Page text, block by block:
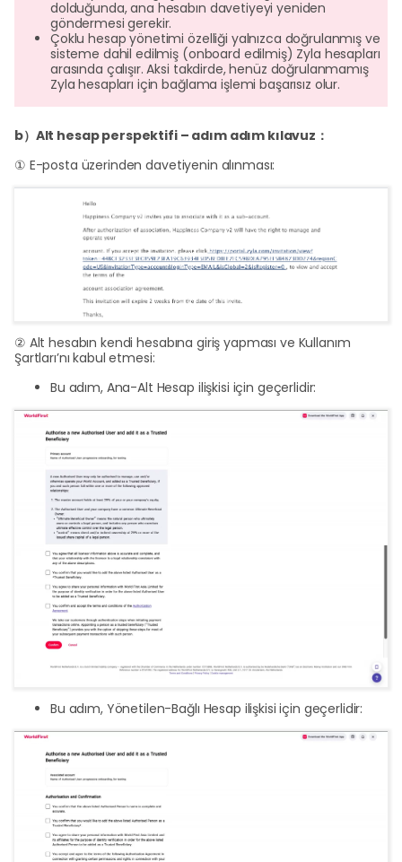
dolduğunda, ana hesabın davetiyeyi yeniden
göndermesi gerekir.
Çoklu hesap yönetimi özelliği yalnızca doğrulanmış ve
sisteme dahil edilmiş (onboard edilmiş) Zyla hesapları
arasında çalışır. Aksi takdirde, henüz doğrulanmamış
Zyla hesapları için bağlama işlemi başarısız olur.
b）Alt hesap perspektifi – adım adım kılavuz：
① E-posta üzerinden davetiyenin alınması:
② Alt hesabın kendi hesabına giriş yapması ve Kullanım
Şartları’nı kabul etmesi:
Bu adım, Ana-Alt Hesap ilişkisi için geçerlidir:
Bu adım, Yönetilen-Bağlı Hesap ilişkisi için geçerlidir: